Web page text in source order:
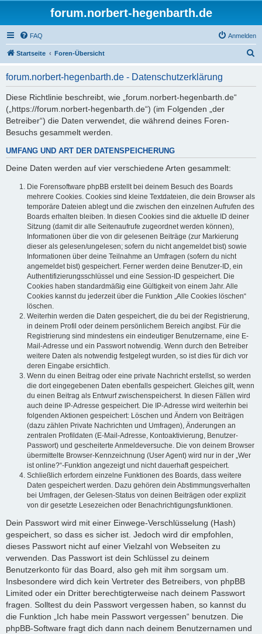
forum.norbert-hegenbarth.de
FAQ Anmelden
Startseite Foren-Übersicht
forum.norbert-hegenbarth.de - Datenschutzerklärung
Diese Richtlinie beschreibt, wie „forum.norbert-hegenbarth.de“
(„https://forum.norbert-hegenbarth.de“) (im Folgenden „der
Betreiber“) die Daten verwendet, die während deines Foren-
Besuchs gesammelt werden.
UMFANG UND ART DER DATENSPEICHERUNG
Deine Daten werden auf vier verschiedene Arten gesammelt:
Die Forensoftware phpBB erstellt bei deinem Besuch des Boards
mehrere Cookies. Cookies sind kleine Textdateien, die dein Browser als
temporäre Dateien ablegt und die zwischen den einzelnen Aufrufen des
Boards erhalten bleiben. In diesen Cookies sind die aktuelle ID deiner
Sitzung (damit dir alle Seitenaufrufe zugeordnet werden können),
Informationen über die von dir gelesenen Beiträge (zur Markierung
dieser als gelesen/ungelesen; sofern du nicht angemeldet bist) sowie
Informationen über deine Teilnahme an Umfragen (sofern du nicht
angemeldet bist) gespeichert. Ferner werden deine Benutzer-ID, ein
Authentifizierungsschlüssel und eine Session-ID gespeichert. Die
Cookies haben standardmäßig eine Gültigkeit von einem Jahr. Alle
Cookies kannst du jederzeit über die Funktion „Alle Cookies löschen“
löschen.
Weiterhin werden die Daten gespeichert, die du bei der Registrierung,
in deinem Profil oder deinem persönlichem Bereich angibst. Für die
Registrierung sind mindestens ein eindeutiger Benutzername, eine E-
Mail-Adresse und ein Passwort notwendig. Wenn durch den Betreiber
weitere Daten als notwendig festgelegt wurden, so ist dies für dich vor
deren Eingabe ersichtlich.
Wenn du einen Beitrag oder eine private Nachricht erstellst, so werden
die dort eingegebenen Daten ebenfalls gespeichert. Gleiches gilt, wenn
du einen Beitrag als Entwurf zwischenspeicherst. In diesen Fällen wird
auch deine IP-Adresse gespeichert. Die IP-Adresse wird weiterhin bei
folgenden Aktionen gespeichert: Löschen und Ändern von Beiträgen
(dazu zählen Private Nachrichten und Umfragen), Änderungen an
zentralen Profildaten (E-Mail-Adresse, Kontoaktivierung, Benutzer-
Passwort) und gescheiterte Anmeldeversuche. Die von deinem Browser
übermittelte Browser-Kennzeichnung (User Agent) wird nur in der „Wer
ist online?“-Funktion angezeigt und nicht dauerhaft gespeichert.
Schließlich erfordern einzelne Funktionen des Boards, dass weitere
Daten gespeichert werden. Dazu gehören dein Abstimmungsverhalten
bei Umfragen, der Gelesen-Status von deinen Beiträgen oder explizit
von dir gesetzte Lesezeichen oder Benachrichtigungsfunktionen.
Dein Passwort wird mit einer Einwege-Verschlüsselung (Hash)
gespeichert, so dass es sicher ist. Jedoch wird dir empfohlen,
dieses Passwort nicht auf einer Vielzahl von Webseiten zu
verwenden. Das Passwort ist dein Schlüssel zu deinem
Benutzerkonto für das Board, also geh mit ihm sorgsam um.
Insbesondere wird dich kein Vertreter des Betreibers, von phpBB
Limited oder ein Dritter berechtigterweise nach deinem Passwort
fragen. Solltest du dein Passwort vergessen haben, so kannst du
die Funktion „Ich habe mein Passwort vergessen“ benutzen. Die
phpBB-Software fragt dich dann nach deinem Benutzernamen und